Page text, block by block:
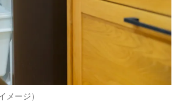
メージ）